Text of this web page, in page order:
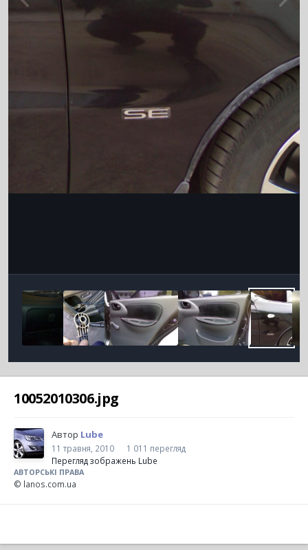
10052010306.jpg
Автор Lube
11 травня, 2010
1 011 перегляд
Перегляд зображень Lube
АВТОРСЬКІ ПРАВА
© lanos.com.ua